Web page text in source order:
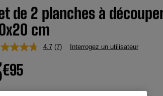
de 2 planches à
cm
4.7 Lire
la
(7) Interrogez un utilisateur
€95